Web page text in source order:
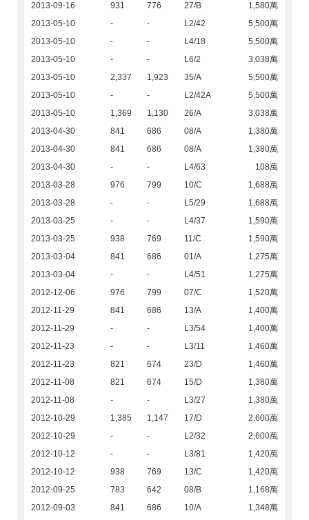
2013-09-16
931 776 27/B
1,580萬
2013-05-10
- - L2/42
5,500萬
2013-05-10
- - L4/18
5,500萬
2013-05-10
- - L6/2
3,038萬
2013-05-10
2,337 1,923 35/A
5,500萬
2013-05-10
- - L2/42A
5,500萬
2013-05-10
1,369 1,130 26/A
3,038萬
2013-04-30
841 686 08/A
1,380萬
2013-04-30
841 686 08/A
1,380萬
2013-04-30
- - L4/63
108萬
2013-03-28
976 799 10/C
1,688萬
2013-03-28
- - L5/29
1,688萬
2013-03-25
- - L4/37
1,590萬
2013-03-25
938 769 11/C
1,590萬
2013-03-04
841 686 01/A
1,275萬
2013-03-04
- - L4/51
1,275萬
2012-12-06
976 799 07/C
1,520萬
2012-11-29
841 686 13/A
1,400萬
2012-11-29
- - L3/54
1,400萬
2012-11-23
- - L3/11
1,460萬
2012-11-23
821 674 23/D
1,460萬
2012-11-08
821 674 15/D
1,380萬
2012-11-08
- - L3/27
1,380萬
2012-10-29
1,385 1,147 17/D
2,600萬
2012-10-29
- - L2/32
2,600萬
2012-10-12
- - L3/81
1,420萬
2012-10-12
938 769 13/C
1,420萬
2012-09-25
783 642 08/B
1,168萬
2012-09-03
841 686 10/A
1,348萬